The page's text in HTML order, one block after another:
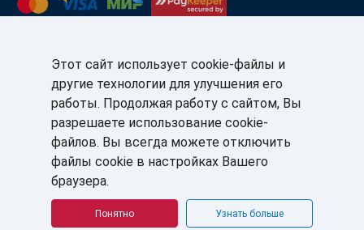
КЛИЕНТАМ:
+7 (812) 327-5141
sale@sb-sale.ru
ПАРТНЁРАМ:
+7 (812) 327-5025
partner@softbalance.ru
© ГК «СофтБаланс» 2008–2026 г. Все права защищены.
Этот сайт использует cookie-файлы и
другие технологии для улучшения его
работы. Продолжая работу с сайтом, Вы
разрешаете использование cookie-
файлов. Вы всегда можете отключить
файлы cookie в настройках Вашего
браузера.
Понятно Узнать больше